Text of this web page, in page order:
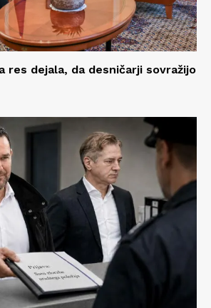
res dejala, da desničarji sovražijo